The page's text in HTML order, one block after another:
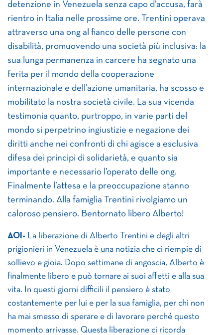
detenzione in Venezuela senza capo d’accusa, farà
rientro in Italia nelle prossime ore. Trentini operava
attraverso una ong al fianco delle persone con
disabilità, promuovendo una società più inclusiva: la
sua lunga permanenza in carcere ha segnato una
ferita per il mondo della cooperazione
internazionale e dell’azione umanitaria, ha scosso e
mobilitato la nostra società civile. La sua vicenda
testimonia quanto, purtroppo, in varie parti del
mondo si perpetrino ingiustizie e negazione dei
diritti anche nei confronti di chi agisce a esclusiva
difesa dei principi di solidarietà, e quanto sia
importante e necessario l’operato delle ong.
Finalmente l’attesa e la preoccupazione stanno
terminando. Alla famiglia Trentini rivolgiamo un
caloroso pensiero. Bentornato libero Alberto!
AOI- La liberazione di Alberto Trentini e degli altri
prigionieri in Venezuela è una notizia che ci riempie di
sollievo e gioia. Dopo settimane di angoscia, Alberto è
finalmente libero e può tornare ai suoi affetti e alla sua
vita. In questi giorni difficili il pensiero è stato
costantemente per lui e per la sua famiglia, per chi non
ha mai smesso di sperare e di lavorare perché questo
momento arrivasse. Questa liberazione ci ricorda